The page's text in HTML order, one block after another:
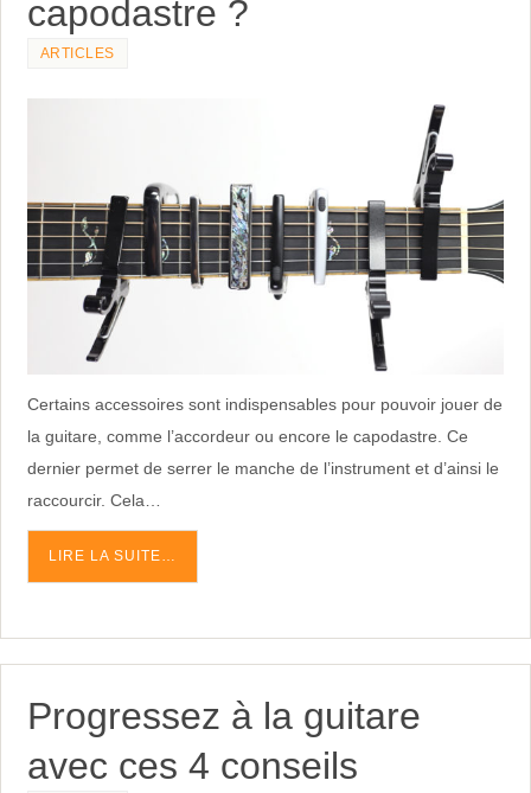
capodastre ?
ARTICLES
Certains accessoires sont indispensables pour pouvoir jouer de
la guitare, comme l’accordeur ou encore le capodastre. Ce
dernier permet de serrer le manche de l’instrument et d’ainsi le
raccourcir. Cela…
LIRE LA SUITE…
Progressez à la guitare
avec ces 4 conseils